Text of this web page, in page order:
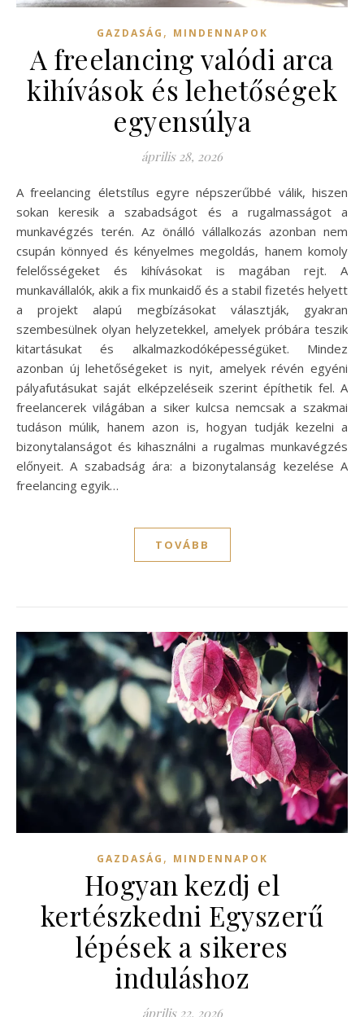
GAZDASÁG , MINDENNAPOK
A freelancing valódi arca
kihívások és lehetőségek
egyensúlya
április 28, 2026
A freelancing életstílus egyre népszerűbbé válik, hiszen
sokan keresik a szabadságot és a rugalmasságot a
munkavégzés terén. Az önálló vállalkozás azonban nem
csupán könnyed és kényelmes megoldás, hanem komoly
felelősségeket és kihívásokat is magában rejt. A
munkavállalók, akik a fix munkaidő és a stabil fizetés helyett
a projekt alapú megbízásokat választják, gyakran
szembesülnek olyan helyzetekkel, amelyek próbára teszik
kitartásukat és alkalmazkodóképességüket. Mindez
azonban új lehetőségeket is nyit, amelyek révén egyéni
pályafutásukat saját elképzeléseik szerint építhetik fel. A
freelancerek világában a siker kulcsa nemcsak a szakmai
tudáson múlik, hanem azon is, hogyan tudják kezelni a
bizonytalanságot és kihasználni a rugalmas munkavégzés
előnyeit. A szabadság ára: a bizonytalanság kezelése A
freelancing egyik…
TOVÁBB
GAZDASÁG , MINDENNAPOK
Hogyan kezdj el
kertészkedni Egyszerű
lépések a sikeres
induláshoz
április 22, 2026